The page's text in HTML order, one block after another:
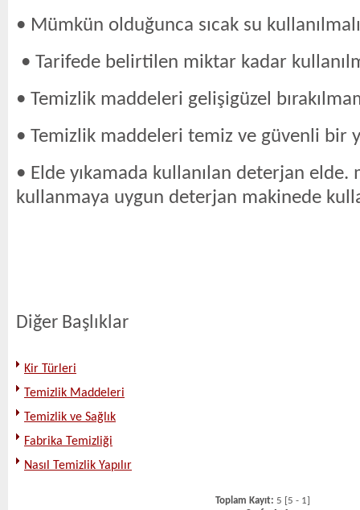
• Mümkün olduğunca sıcak su
• Tarifede belirtilen miktar kadar
• Temizlik maddeleri gelişigüzel
• Temizlik maddeleri temiz ve güvenli bir
• Elde yıkamada kullanılan deterjan elde.
kullanmaya uygun deterjan makinede
Diğer Başlıklar
Kir Türleri
Temizlik Maddeleri
Temizlik ve Sağlık
Fabrika Temizliği
Nasıl Temizlik Yapılır
Toplam Kayıt: 5 [5 - 1]